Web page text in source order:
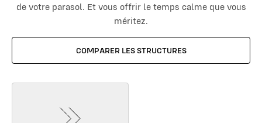
de votre parasol. Et vous offrir le temps calme que vous
méritez.
COMPARER LES STRUCTURES